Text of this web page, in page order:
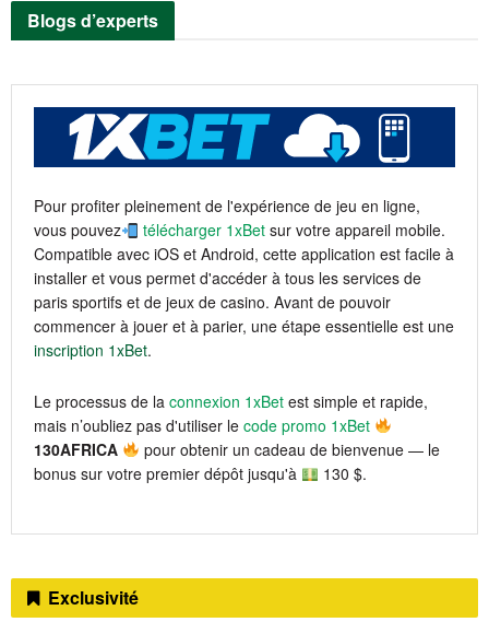
Blogs d’experts
Pour profiter pleinement de l'expérience de jeu en ligne,
vous pouvez
télécharger 1xBet sur votre appareil mobile.
Compatible avec iOS et Android, cette application est facile à
installer et vous permet d'accéder à tous les services de
paris sportifs et de jeux de casino. Avant de pouvoir
commencer à jouer et à parier, une étape essentielle est une
inscription 1xBet.
Le processus de la connexion 1xBet est simple et rapide,
mais n’oubliez pas d'utiliser le code promo 1xBet
130AFRICA
pour obtenir un cadeau de bienvenue — le
bonus sur votre premier dépôt jusqu'à
130 $.
Exclusivité